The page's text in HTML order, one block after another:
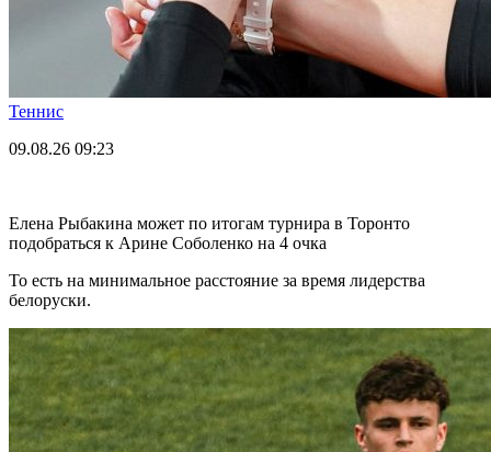
Теннис
09.08.26 09:23
Елена Рыбакина может по итогам турнира в Торонто
подобраться к Арине Соболенко на 4 очка
То есть на минимальное расстояние за время лидерства
белоруски.